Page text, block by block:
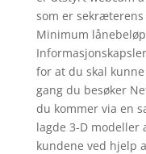
som er sekræterens
Minimum
for at du skal
gang du besøker
du kommer via en
lagde 3-D modeller
kundene ved hjelp